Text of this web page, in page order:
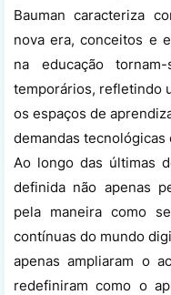
Bauman caracteriza
nova era, conceitos e
na educação
temporários, refletindo
os espaços de
demandas
Ao longo das últimas
definida não apenas
pela maneira como
contínuas do mundo
apenas ampliaram o
redefiniram como o